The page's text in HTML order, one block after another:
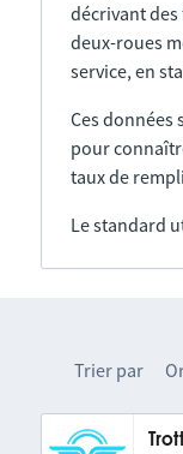
décrivant
deux-roues
service, en
Ces données
pour
taux de
Le standard
Trier par